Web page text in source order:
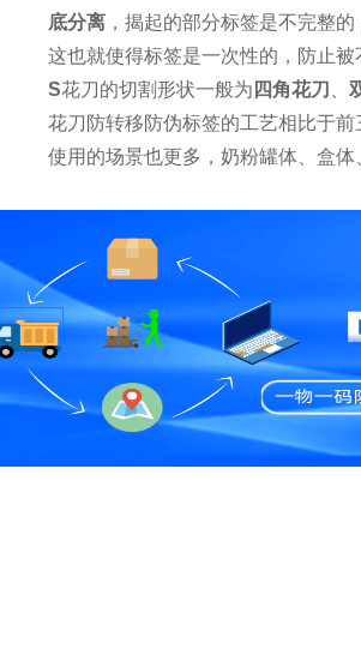
底分离 ，揭起的部分标签是不完整
这也就使得标签是一次性的，防止
花刀的切割形状一般为 四角花刀
S
花刀防转移防伪标签的工艺相比于
使用的场景也更多，奶粉罐体、盒